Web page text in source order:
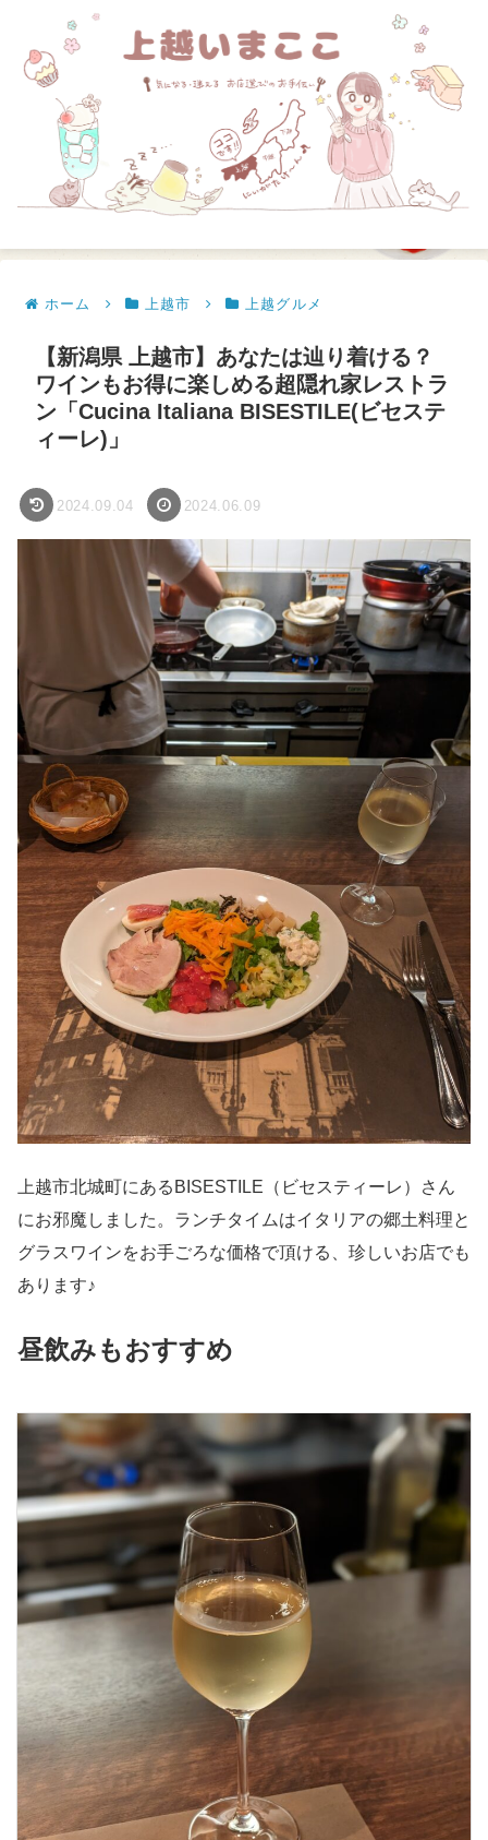
ホーム 上越市 上越グルメ
【新潟県 上越市】あなたは辿り着ける？
ワインもお得に楽しめる超隠れ家レストラ
ン「Cucina Italiana BISESTILE(ビセステ
ィーレ)」
2024.09.04 2024.06.09
上越市北城町にあるBISESTILE（ビセスティーレ）さん
にお邪魔しました。ランチタイムはイタリアの郷土料理と
グラスワインをお手ごろな価格で頂ける、珍しいお店でも
あります♪
昼飲みもおすすめ